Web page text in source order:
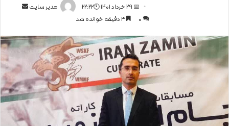
مدیر سایت
ی
م
ل
📅 29 خرداد 1401 🕙22:22
0